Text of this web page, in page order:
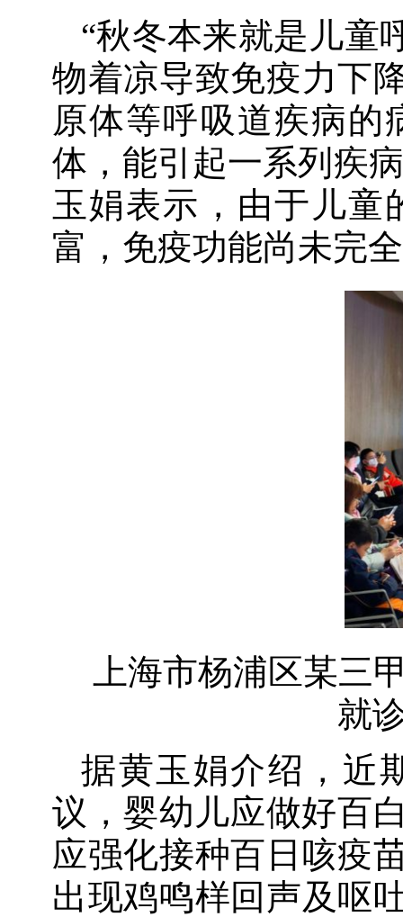
“秋冬本来就是儿童
物着凉导致免疫力下
原体等呼吸道疾病的
体，能引起一系列疾
玉娟表示，由于儿童
富，免疫功能尚未完
上海市杨浦区某三
就
据黄玉娟介绍，近
议，婴幼儿应做好百
应强化接种百日咳疫
出现鸡鸣样回声及呕